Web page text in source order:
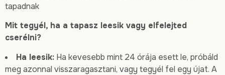
tapadnak
Mit tegyél, ha a tapasz leesik vagy elfelejted
cserélni?
Ha leesik: Ha kevesebb mint 24 órája esett le, próbáld
meg azonnal visszaragasztani, vagy tegyél fel egy újat. A